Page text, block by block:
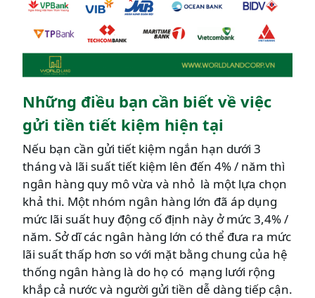
Những điều bạn cần biết về việc
gửi tiền tiết kiệm hiện tại
Nếu bạn cần gửi tiết kiệm ngắn hạn dưới 3
tháng và lãi suất tiết kiệm lên đến 4% / năm thì
ngân hàng quy mô vừa và nhỏ là một lựa chọn
khả thi. Một nhóm ngân hàng lớn đã áp dụng
mức lãi suất huy động cố định này ở mức 3,4% /
năm. Sở dĩ các ngân hàng lớn có thể đưa ra mức
lãi suất thấp hơn so với mặt bằng chung của hệ
thống ngân hàng là do họ có mạng lưới rộng
khắp cả nước và người gửi tiền dễ dàng tiếp cận.